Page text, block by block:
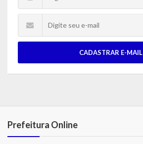
CADASTRAR E-MAIL
Prefeitura Online